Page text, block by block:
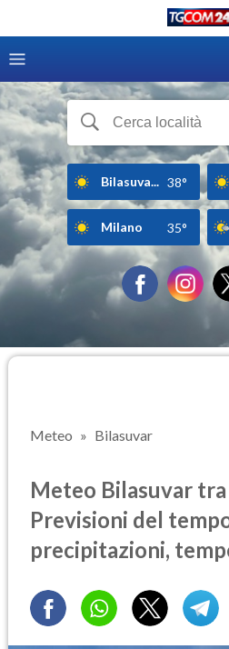
Bilasuva... 38°
Milano 35°
Meteo Bilasuvar
Meteo Bilasuvar
Previsioni del
precipitazioni,